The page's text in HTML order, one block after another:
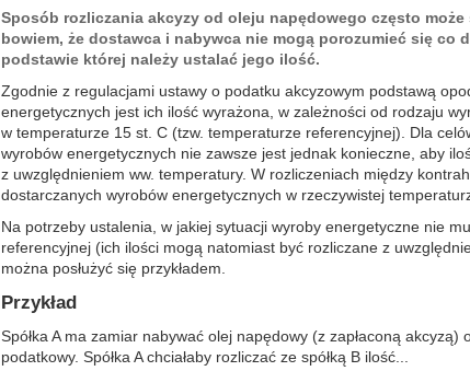
Sposób rozliczania akcyzy od oleju napędowego często może
bowiem, że dostawca i nabywca nie mogą porozumieć się co
podstawie której należy ustalać jego ilość.
Zgodnie z regulacjami ustawy o podatku akcyzowym podstawą
energetycznych jest ich ilość wyrażona, w zależności od rodzaju
w temperaturze 15 st. C (tzw. temperaturze referencyjnej). Dla
wyrobów energetycznych nie zawsze jest jednak konieczne, aby
z uwzględnieniem ww. temperatury. W rozliczeniach między
dostarczanych wyrobów energetycznych w rzeczywistej
Na potrzeby ustalenia, w jakiej sytuacji wyroby energetyczne nie
referencyjnej (ich ilości mogą natomiast być rozliczane z
można posłużyć się przykładem.
Przykład
Spółka A ma zamiar nabywać olej napędowy (z zapłaconą akcyzą)
podatkowy. Spółka A chciałaby rozliczać ze spółką B ilość...